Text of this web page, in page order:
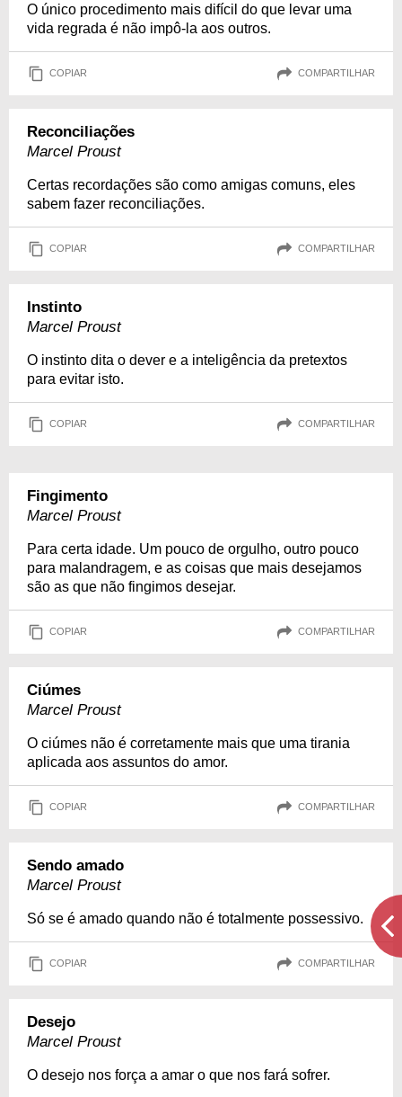
O único procedimento mais difícil do que levar uma
vida regrada é não impô-la aos outros.
COPIAR COMPARTILHAR
Reconciliações
Marcel Proust
Certas recordações são como amigas comuns, eles
sabem fazer reconciliações.
COPIAR COMPARTILHAR
Instinto
Marcel Proust
O instinto dita o dever e a inteligência da pretextos
para evitar isto.
COPIAR COMPARTILHAR
Fingimento
Marcel Proust
Para certa idade. Um pouco de orgulho, outro pouco
para malandragem, e as coisas que mais desejamos
são as que não fingimos desejar.
COPIAR COMPARTILHAR
Ciúmes
Marcel Proust
O ciúmes não é corretamente mais que uma tirania
aplicada aos assuntos do amor.
COPIAR COMPARTILHAR
Sendo amado
Marcel Proust
Só se é amado quando não é totalmente possessivo.
COPIAR COMPARTILHAR
Desejo
Marcel Proust
O desejo nos força a amar o que nos fará sofrer.